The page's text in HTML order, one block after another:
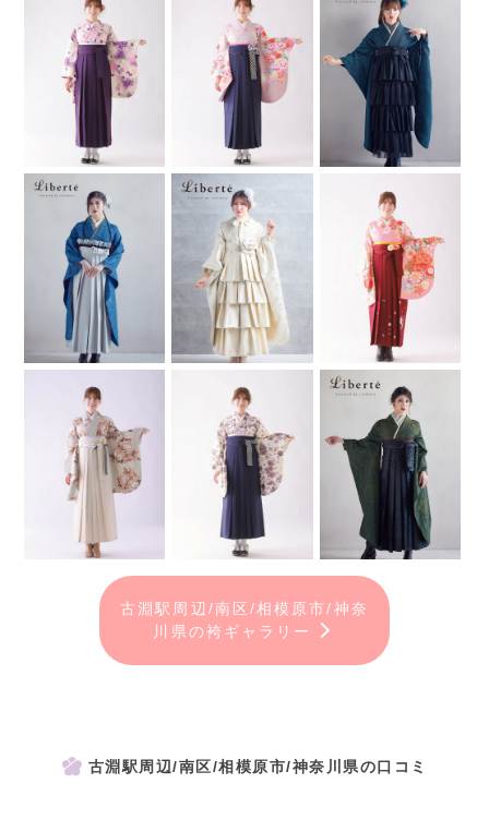
古淵駅周辺/南区/相模原市/神奈
川県の袴ギャラリー
古淵駅周辺/南区/相模原市/神奈川県の口コミ